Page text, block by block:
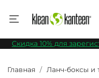
Скидка 10% для
Главная Ланч-боксы и